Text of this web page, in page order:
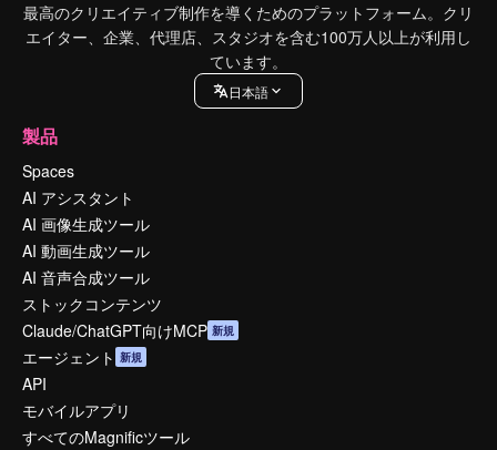
最高のクリエイティブ制作を導くためのプラットフォーム。クリ
エイター、企業、代理店、スタジオを含む100万人以上が利用し
ています。
日本語
製品
Spaces
AI アシスタント
AI 画像生成ツール
AI 動画生成ツール
AI 音声合成ツール
ストックコンテンツ
Claude/ChatGPT向けMCP 新規
エージェント 新規
API
モバイルアプリ
すべてのMagnificツール